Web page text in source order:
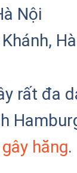
Nội
rất đa
hăng.